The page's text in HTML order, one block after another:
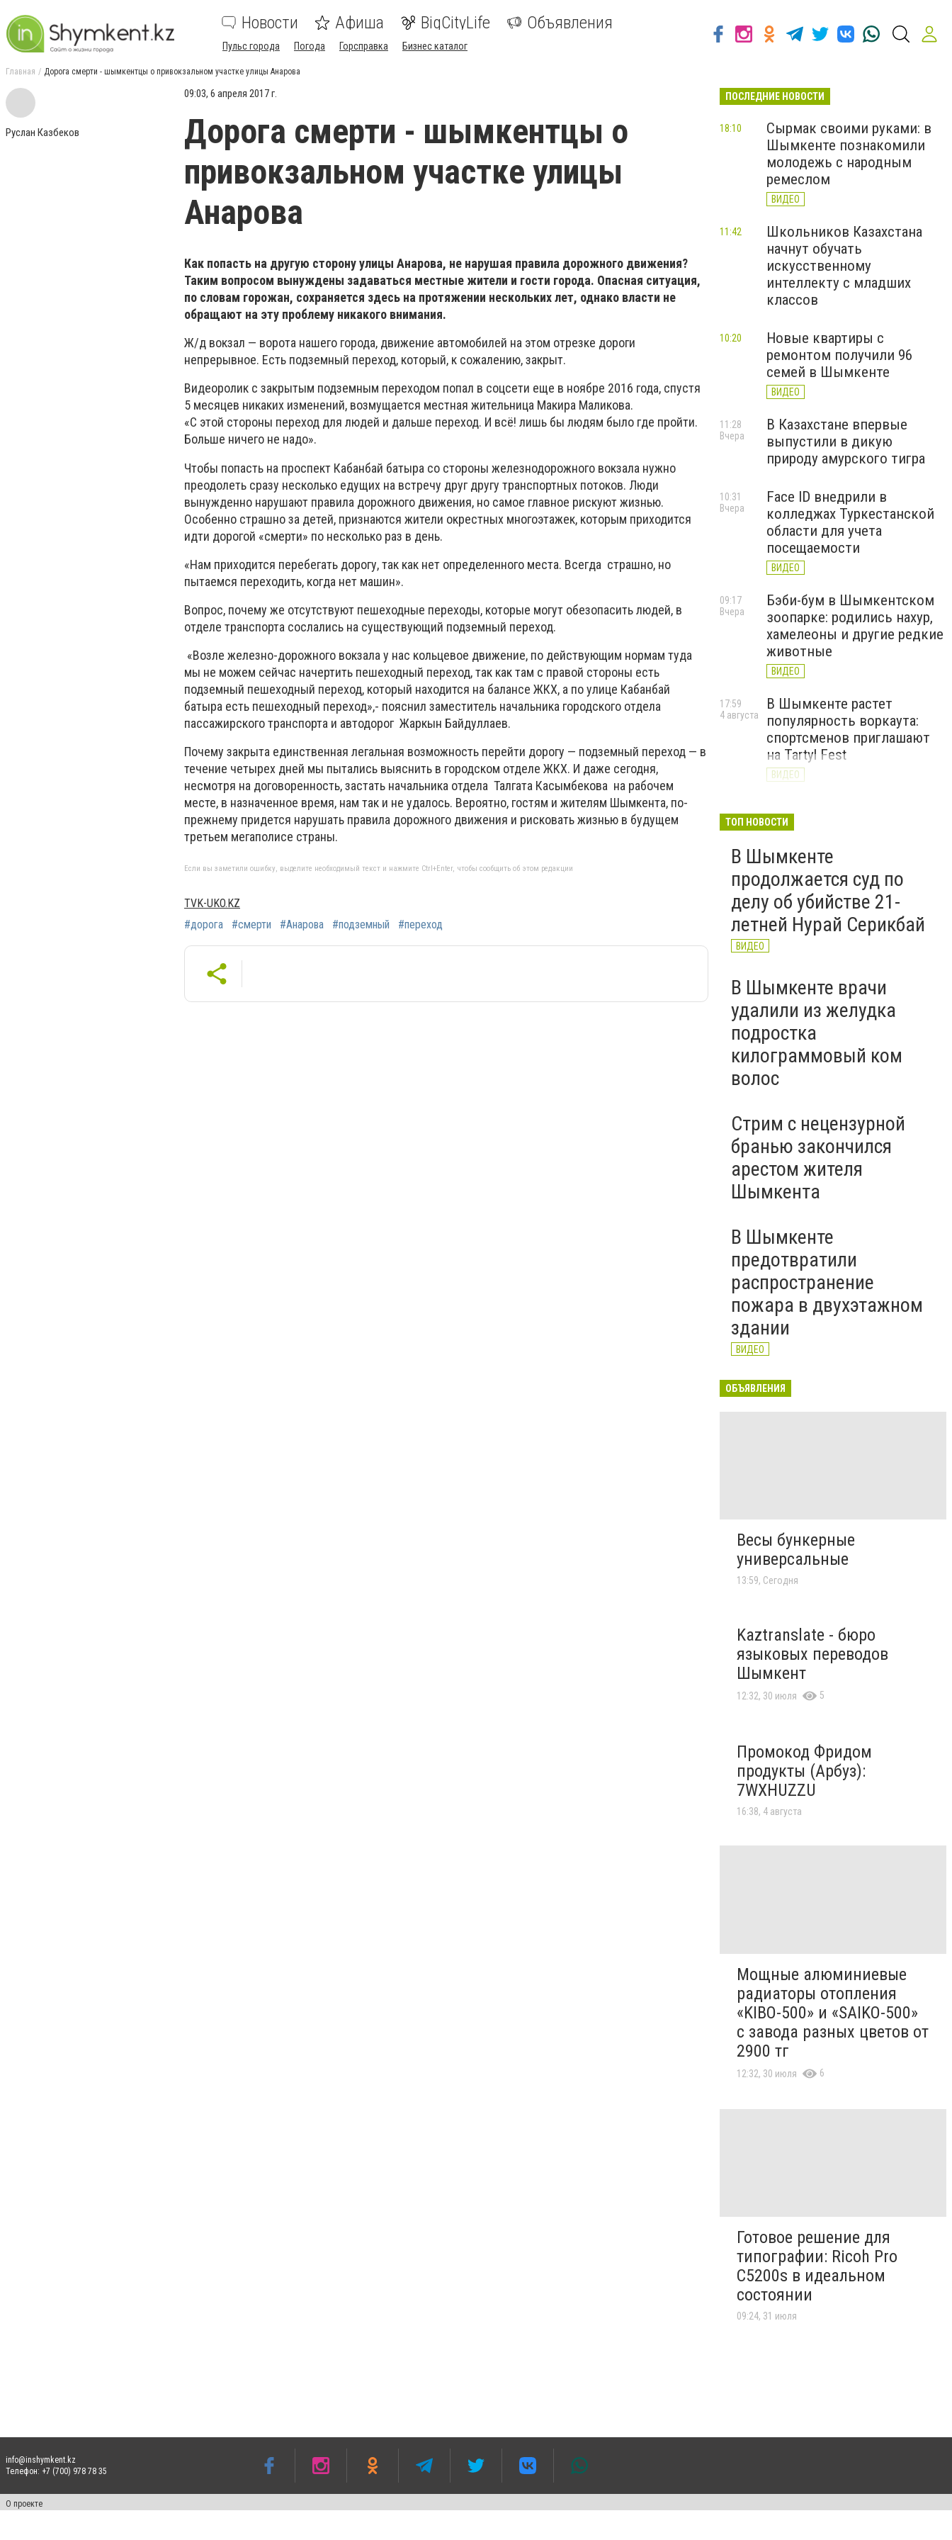
Новости Афиша BigCityLife Объявления
Пульс города Погода Горсправка Бизнес каталог
Главная Дорога смерти - шымкентцы о привокзальном участке улицы Анарова
Руслан Казбеков
09:03, 6 апреля 2017 г.
Дорога смерти - шымкентцы о
привокзальном участке улицы
Анарова
Как попасть на другую сторону улицы Анарова, не нарушая правила дорожного движения?
Таким вопросом вынуждены задаваться местные жители и гости города. Опасная ситуация,
по словам горожан, сохраняется здесь на протяжении нескольких лет, однако власти не
обращают на эту проблему никакого внимания.
Ж/д вокзал — ворота нашего города, движение автомобилей на этом отрезке дороги
непрерывное. Есть подземный переход, который, к сожалению, закрыт.
Видеоролик с закрытым подземным переходом попал в соцсети еще в ноябре 2016 года, спустя
5 месяцев никаких изменений, возмущается местная жительница Макира Маликова.
«С этой стороны переход для людей и дальше переход. И всё! лишь бы людям было где пройти.
Больше ничего не надо».
Чтобы попасть на проспект Кабанбай батыра со стороны железнодорожного вокзала нужно
преодолеть сразу несколько едущих на встречу друг другу транспортных потоков. Люди
вынужденно нарушают правила дорожного движения, но самое главное рискуют жизнью.
Особенно страшно за детей, признаются жители окрестных многоэтажек, которым приходится
идти дорогой «смерти» по несколько раз в день.
«Нам приходится перебегать дорогу, так как нет определенного места. Всегда страшно, но
пытаемся переходить, когда нет машин».
Вопрос, почему же отсутствуют пешеходные переходы, которые могут обезопасить людей, в
отделе транспорта сослались на существующий подземный переход.
«Возле железно-дорожного вокзала у нас кольцевое движение, по действующим нормам туда
мы не можем сейчас начертить пешеходный переход, так как там с правой стороны есть
подземный пешеходный переход, который находится на балансе ЖКХ, а по улице Кабанбай
батыра есть пешеходный переход»,- пояснил заместитель начальника городского отдела
пассажирского транспорта и автодорог Жаркын Байдуллаев.
Почему закрыта единственная легальная возможность перейти дорогу — подземный переход — в
течение четырех дней мы пытались выяснить в городском отделе ЖКХ. И даже сегодня,
несмотря на договоренность, застать начальника отдела Талгата Касымбекова на рабочем
месте, в назначенное время, нам так и не удалось. Вероятно, гостям и жителям Шымкента, по-
прежнему придется нарушать правила дорожного движения и рисковать жизнью в будущем
третьем мегаполисе страны.
Если вы заметили ошибку, выделите необходимый текст и нажмите Ctrl+Enter, чтобы сообщить об этом редакции
TVK-UKO.KZ
#дорога
#смерти #Анарова #подземный #переход
ПОСЛЕДНИЕ НОВОСТИ
Сырмак своими руками: в
Шымкенте познакомили
молодежь с народным
ремеслом
ВИДЕО
18:10
Школьников Казахстана
начнут обучать
искусственному
интеллекту с младших
классов
11:42
Новые квартиры с
ремонтом получили 96
семей в Шымкенте
ВИДЕО
10:20
В Казахстане впервые
выпустили в дикую
природу амурского тигра
11:28
Вчера
Face ID внедрили в
колледжах Туркестанской
области для учета
посещаемости
ВИДЕО
10:31
Вчера
Бэби-бум в Шымкентском
зоопарке: родились нахур,
хамелеоны и другие редкие
животные
ВИДЕО
09:17
Вчера
В Шымкенте растет
популярность воркаута:
спортсменов приглашают
на Tartyl Fest
ВИДЕО
17:59
4 августа
начала подготовку к
2026–2027
ВИДЕО
4 августа
ТОП НОВОСТИ
В Шымкенте
продолжается суд по
делу об убийстве 21-
летней Нурай Серикбай
ВИДЕО
В Шымкенте врачи
удалили из желудка
подростка
килограммовый ком
волос
Стрим с нецензурной
бранью закончился
арестом жителя
Шымкента
В Шымкенте
предотвратили
распространение
пожара в двухэтажном
здании
ВИДЕО
ОБЪЯВЛЕНИЯ
Весы бункерные
универсальные
13:59, Сегодня
Kaztranslate - бюро
языковых переводов
Шымкент
12:32, 30 июля 5
Промокод Фридом
продукты (Арбуз):
7WXHUZZU
16:38, 4 августа
Мощные алюминиевые
радиаторы отопления
«KIBO-500» и «SAIKO-500»
с завода разных цветов от
2900 тг
12:32, 30 июля 6
Готовое решение для
типографии: Ricoh Pro
C5200s в идеальном
состоянии
09:24, 31 июля
info@inshymkent.kz
Телефон: +7 (700) 978 78 35
О проекте